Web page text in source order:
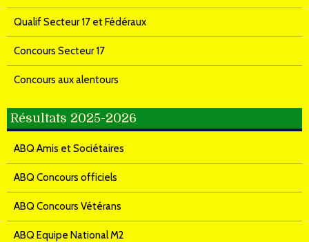
Qualif Secteur 17 et Fédéraux
Concours Secteur 17
Concours aux alentours
Résultats 2025-2026
ABQ Amis et Sociétaires
ABQ Concours officiels
ABQ Concours Vétérans
ABQ Equipe National M2